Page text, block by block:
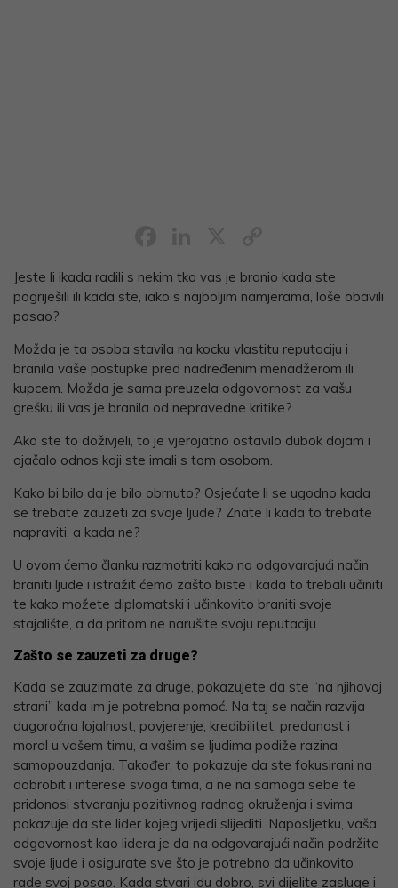
Link
Jeste li ikada radili s nekim tko vas je branio kada ste
pogriješili ili kada ste, iako s najboljim namjerama, loše obavili
posao?
Možda je ta osoba stavila na kocku vlastitu reputaciju i
branila vaše postupke pred nadređenim menadžerom ili
kupcem. Možda je sama preuzela odgovornost za vašu
grešku ili vas je branila od nepravedne kritike?
Ako ste to doživjeli, to je vjerojatno ostavilo dubok dojam i
ojačalo odnos koji ste imali s tom osobom.
Kako bi bilo da je bilo obrnuto? Osjećate li se ugodno kada
se trebate zauzeti za svoje ljude? Znate li kada to trebate
napraviti, a kada ne?
U ovom ćemo članku razmotriti kako na odgovarajući način
braniti ljude i istražit ćemo zašto biste i kada to trebali učiniti
te kako možete diplomatski i učinkovito braniti svoje
stajalište, a da pritom ne narušite svoju reputaciju.
Zašto se zauzeti za druge?
Kada se zauzimate za druge, pokazujete da ste “na njihovoj
strani” kada im je potrebna pomoć. Na taj se način razvija
dugoročna lojalnost, povjerenje, kredibilitet, predanost i
moral u vašem timu, a vašim se ljudima podiže razina
samopouzdanja. Također, to pokazuje da ste fokusirani na
dobrobit i interese svoga tima, a ne na samoga sebe te
pridonosi stvaranju pozitivnog radnog okruženja i svima
pokazuje da ste lider kojeg vrijedi slijediti. Naposljetku, vaša
odgovornost kao lidera je da na odgovarajući način podržite
svoje ljude i osigurate sve što je potrebno da učinkovito
rade svoj posao. Kada stvari idu dobro, svi dijelite zasluge i